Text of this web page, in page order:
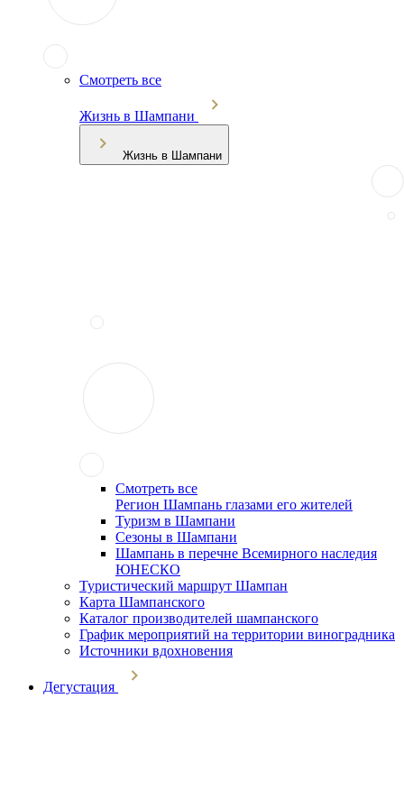
Смотреть все
Жизнь в Шампани
Жизнь в Шампани
Смотреть все
Регион Шампань глазами его жителей
Туризм в Шампани
Сезоны в Шампани
Шампань в перечне Всемирного наследия
ЮНЕСКО
Туристический маршрут Шампан
Карта Шампанского
Каталог производителей шампанского
График мероприятий на территории виноградника
Источники вдохновения
Дегустация